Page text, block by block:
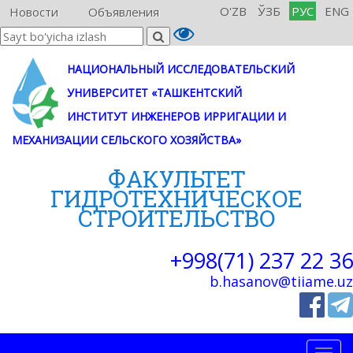
Новости Объявления O'ZB ЎЗБ РУС ENG
НАЦИОНАЛЬНЫЙ ИССЛЕДОВАТЕЛЬСКИЙ
УНИВЕРСИТЕТ «ТАШКЕНТСКИЙ
ИНСТИТУТ ИНЖЕНЕРОВ ИРРИГАЦИИ И
МЕХАНИЗАЦИИ СЕЛЬСКОГО ХОЗЯЙСТВА»
ФАКУЛЬТЕТ
ГИДРОТЕХНИЧЕСКОE
СТРОИТЕЛЬСТВО
+998(71) 237 22 36
b.hasanov@tiiame.uz